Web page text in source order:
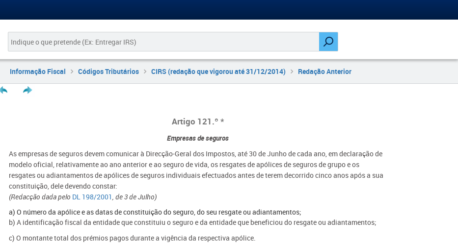
Informação Fiscal Códigos Tributários CIRS (redação que vigorou até 31/12/2014) Redação Anterior
Artigo 121.º *
Empresas de seguros
As empresas de seguros devem comunicar à Direcção-Geral dos Impostos, até 30 de Junho de cada ano, em declaração de
modelo oficial, relativamente ao ano anterior e ao seguro de vida, os resgates de apólices de seguros de grupo e os
resgates ou adiantamentos de apólices de seguros individuais efectuados antes de terem decorrido cinco anos após a sua
constituição, dele devendo constar:
(Redacção dada pelo DL 198/2001, de 3 de Julho)
a) O número da apólice e as datas de constituição do seguro, do seu resgate ou adiantamentos;
b) A identificação fiscal da entidade que constituiu o seguro e da entidade que beneficiou do resgate ou adiantamentos;
c) O montante total dos prémios pagos durante a vigência da respectiva apólice.